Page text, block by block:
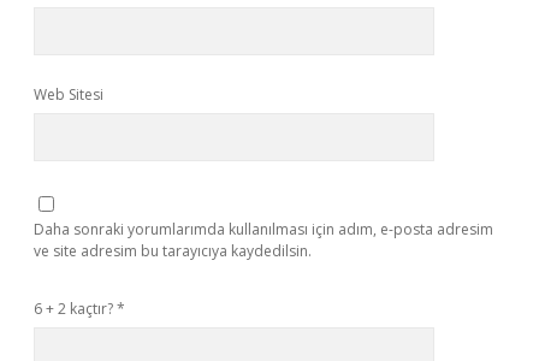
Web Sitesi
Daha sonraki yorumlarımda kullanılması için adım, e-posta adresim
ve site adresim bu tarayıcıya kaydedilsin.
6 + 2 kaçtır?*